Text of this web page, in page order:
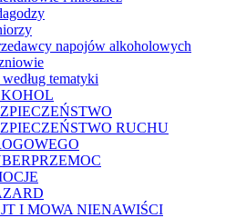
napojów alkoholowych
tematyki
RUCHU
I MOWA NIENAWIŚCI